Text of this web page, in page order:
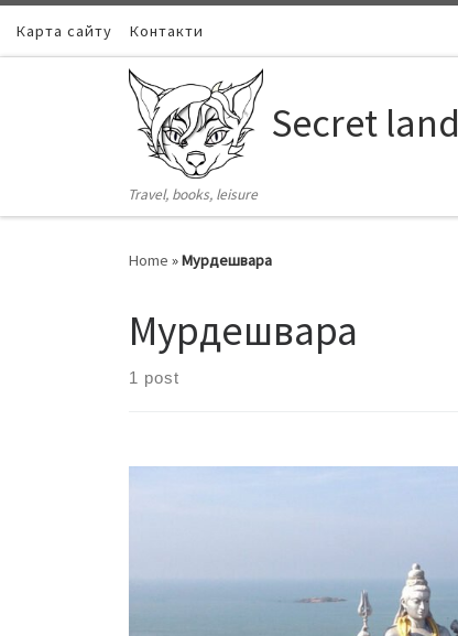
Skip to content
Карта сайту Контакти
Secret land
Travel, books, leisure
Home »Мурдешвара
Мурдешвара
1 post